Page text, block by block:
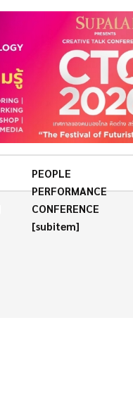
PEOPLE
PERFORMANCE
CONFERENCE
[subitem]